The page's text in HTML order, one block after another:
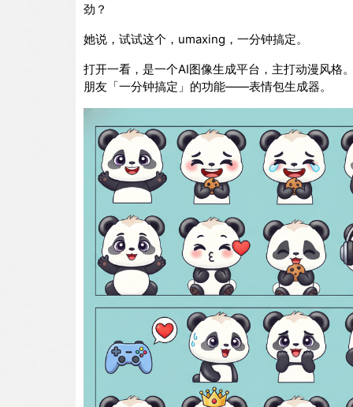
劲？
她说，试试这个，umaxing，一分钟搞定。
打开一看，是一个AI图像生成平台，主打动漫风格
朋友「一分钟搞定」的功能——表情包生成器。